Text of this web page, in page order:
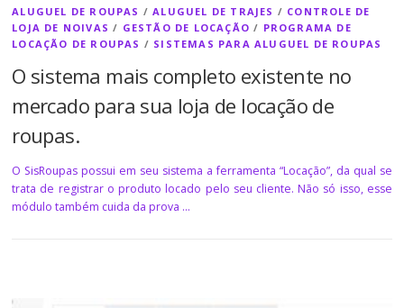
ALUGUEL DE ROUPAS /ALUGUEL DE TRAJES / CONTROLE DE
LOJA DE NOIVAS / GESTÃO DE LOCAÇÃO / PROGRAMA DE
LOCAÇÃO DE ROUPAS / SISTEMAS PARA ALUGUEL DE ROUPAS
O sistema mais completo existente no
mercado para sua loja de locação de
roupas.
O SisRoupas possui em seu sistema a ferramenta “Locação”, da qual se
trata de registrar o produto locado pelo seu cliente. Não só isso, esse
módulo também cuida da prova …